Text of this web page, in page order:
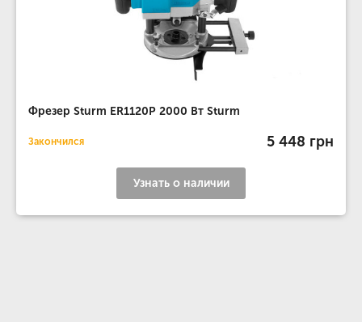
Фрезер Sturm ER1120P 2000 Вт Sturm
Закончился 5 448 грн
Узнать о наличии